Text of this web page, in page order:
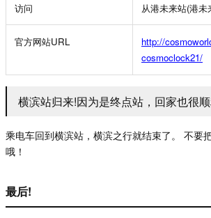
访问 从港未来站(港未
官方网站URL
http://
cosmoclock21/
横滨站归来!因为是终点站，回家也很
乘电车回到横滨站，横滨之行就结束了。
不要
哦！
最后!